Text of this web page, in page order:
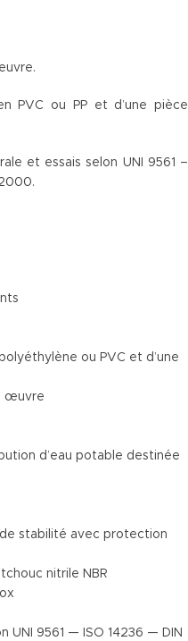
PVC ou PP et d’une pièce
et essais selon UNI 9561 –
ou PVC et d’une
œuvre
d’eau potable destinée
stabilité avec protection
nitrile NBR
UNI 9561 — ISO 14236 — DIN